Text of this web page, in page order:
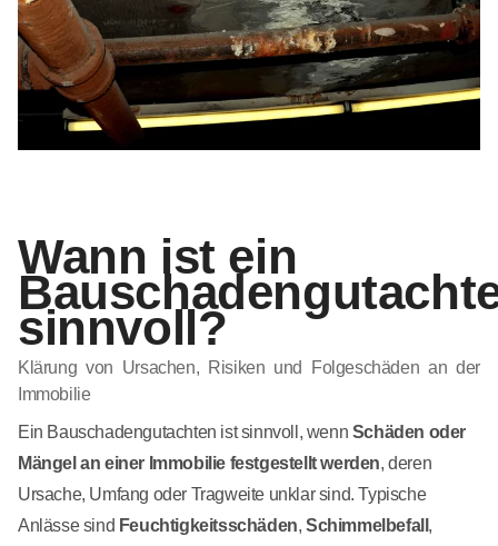
Wann ist ein
sinnvoll?
Klärung von Ursachen, Risiken und Folgeschäden an der
Immobilie
Ein Bauschadengutachten ist sinnvoll, wenn Schäden oder
Mängel an einer Immobilie festgestellt werden, deren
Ursache, Umfang oder Tragweite unklar sind. Typische
Anlässe sind Feuchtigkeitsschäden,Schimmelbefall ,